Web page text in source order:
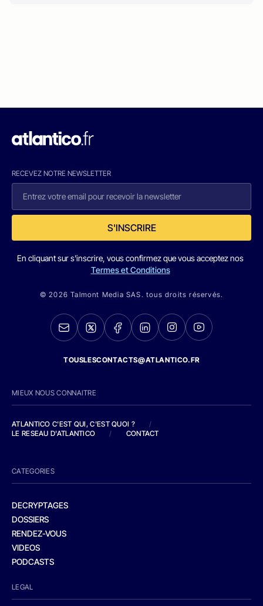
RECEVEZ NOTRE NEWSLETTER
S'INSCRIRE
En cliquant sur s'inscrire, vous confirmez que vous acceptez nos
Termes et Conditions
© 2026 Talmont Media SAS. tous droits réservés.
TOUSLESCONTACTS@ATLANTICO.FR
MIEUX NOUS CONNAITRE
ATLANTICO C'EST QUI, C'EST QUOI ?
/
LE RESEAU D'ATLANTICO
/ CONTACT
CATEGORIES
DECRYPTAGES
DOSSIERS
RENDEZ-VOUS
VIDEOS
PODCASTS
LEGAL